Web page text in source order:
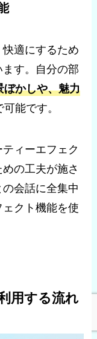
適にするため
す。自分の部
ぼかしや、魅力
能です。
ィーエフェク
の工夫が施さ
会話に全集中
クト機能を使
用する流れ